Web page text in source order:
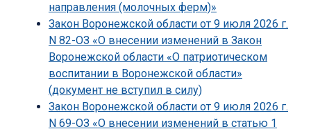
направления (молочных ферм)»
Закон Воронежской области от 9 июля 2026 г.
N 82-ОЗ «О внесении изменений в Закон
Воронежской области «О патриотическом
воспитании в Воронежской области»
(документ не вступил в силу)
Закон Воронежской области от 9 июля 2026 г.
N 69-ОЗ «О внесении изменений в статью 1